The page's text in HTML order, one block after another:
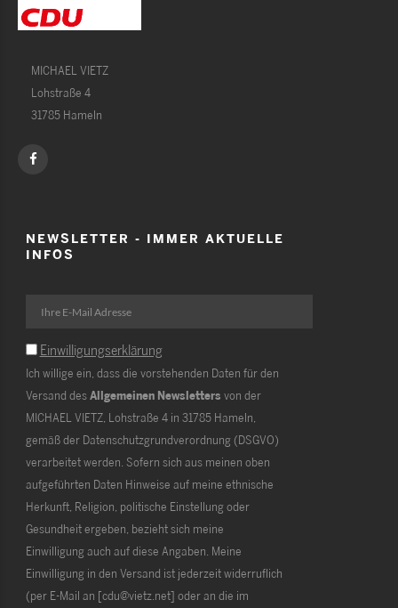
MICHAEL VIETZ
Lohstraße 4
31785 Hameln
NEWSLETTER - IMMER AKTUELLE
INFOS
Einwilligungserklärung
Ich willige ein, dass die vorstehenden Daten für den
Versand desAllgemeinen Newsletters von der
MICHAEL VIETZ, Lohstraße 4 in 31785 Hameln,
gemäß der Datenschutzgrundverordnung (DSGVO)
verarbeitet werden. Sofern sich aus meinen oben
aufgeführten Daten Hinweise auf meine ethnische
Herkunft, Religion, politische Einstellung oder
Gesundheit ergeben, bezieht sich meine
Einwilligung auch auf diese Angaben. Meine
Einwilligung in den Versand ist jederzeit widerruflich
(per E-Mail an [cdu@vietz.net] oder an die im